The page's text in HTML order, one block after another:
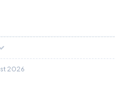
2026